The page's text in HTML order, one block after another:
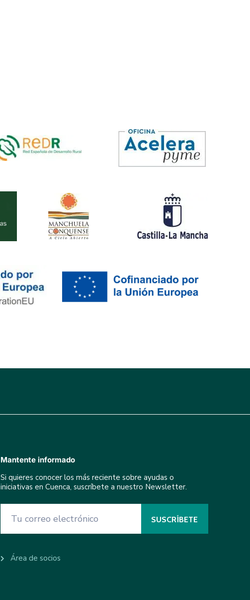
Mantente informado
Si quieres conocer los más reciente sobre ayudas o
iniciativas en Cuenca, suscríbete a nuestro Newsletter.
Área de socios